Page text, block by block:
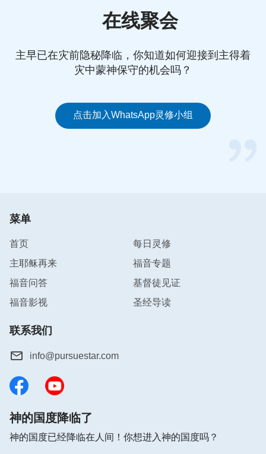
在线聚会
主早已在灾前隐秘降临，你知道如何迎接到主得着
灾中蒙神保守的机会吗？
点击加入WhatsApp灵修小组
菜单
首页
每日灵修
主耶稣再来
福音专题
福音问答
基督徒见证
福音影视
圣经导读
联系我们
info@pursuestar.com
神的国度降临了
神的国度已经降临在人间！你想进入神的国度吗？